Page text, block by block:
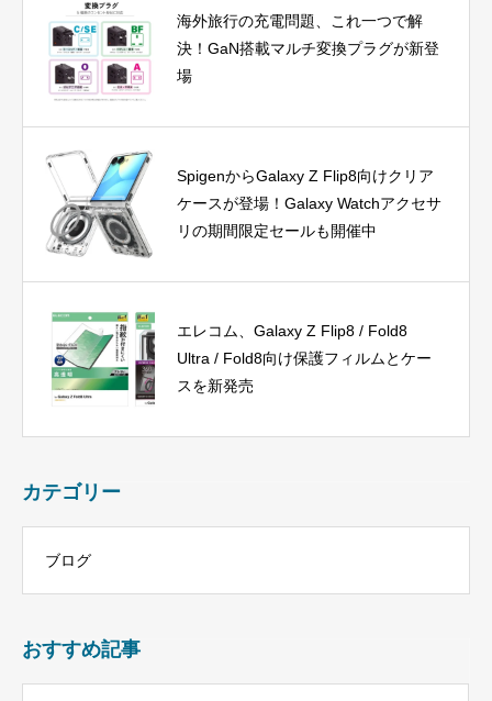
海外旅行の充電問題、これ一つで解
決！GaN搭載マルチ変換プラグが新登
場
SpigenからGalaxy Z Flip8向けクリア
ケースが登場！Galaxy Watchアクセサ
リの期間限定セールも開催中
エレコム、Galaxy Z Flip8 / Fold8
Ultra / Fold8向け保護フィルムとケー
スを新発売
カテゴリー
ブログ
おすすめ記事